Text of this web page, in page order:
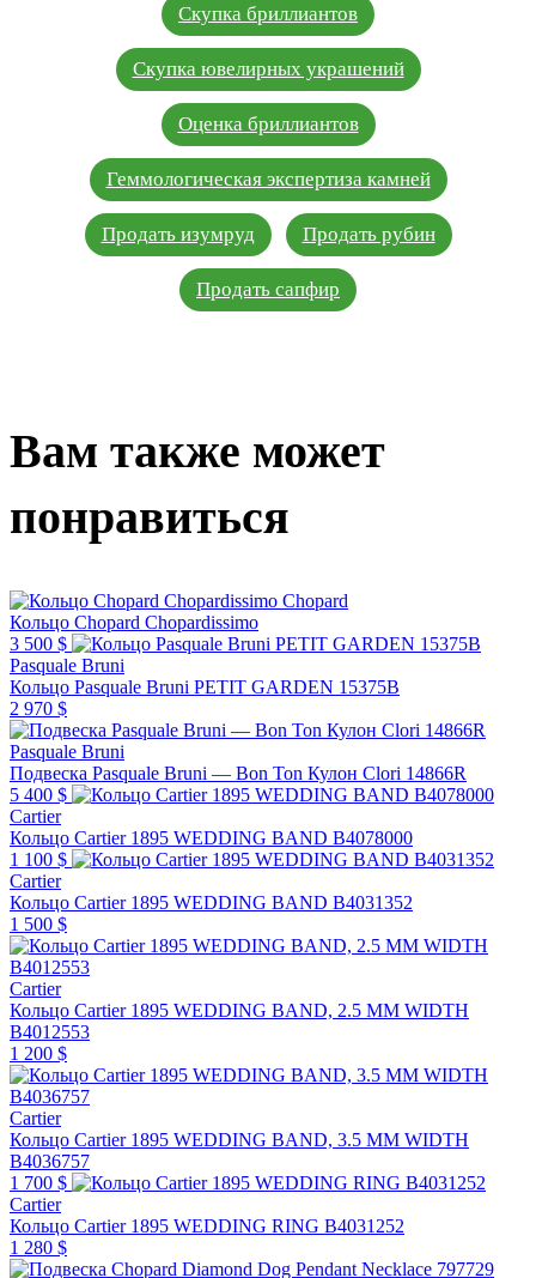
Скупка бриллиантов
Скупка ювелирных украшений
Оценка бриллиантов
Геммологическая экспертиза камней
Продать изумруд Продать рубин
Продать сапфир
Вам также может
понравиться
Chopard
Кольцо Chopard Chopardissimo
3 500 $
Pasquale Bruni
Кольцо Pasquale Bruni PETIT GARDEN 15375B
2 970 $
Pasquale Bruni
Подвеска Pasquale Bruni — Bon Ton Кулон Clori 14866R
5 400 $
Cartier
Кольцо Cartier 1895 WEDDING BAND B4078000
1 100 $
Cartier
Кольцо Cartier 1895 WEDDING BAND B4031352
1 500 $
Cartier
Кольцо Cartier 1895 WEDDING BAND, 2.5 MM WIDTH
B4012553
1 200 $
Cartier
Кольцо Cartier 1895 WEDDING BAND, 3.5 MM WIDTH
B4036757
1 700 $
Cartier
Кольцо Cartier 1895 WEDDING RING B4031252
1 280 $